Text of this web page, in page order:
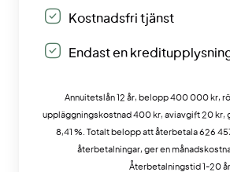
Kostnadsfri tjänst
Endast en
Annuitetslån 12 år, belopp 400 000 kr,
uppläggningskostnad 400 kr, aviavgift 20 kr,
8,41 %. Totalt belopp att återbetala 626
återbetalningar, ger en
Återbetalningstid 1-20 år.